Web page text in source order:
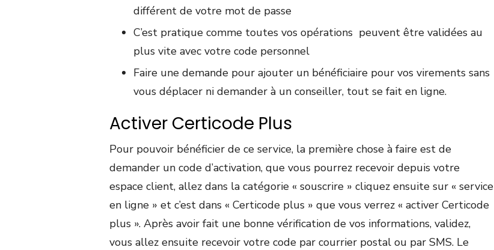
différent de votre mot de passe
C’est pratique comme toutes vos opérations peuvent être validées au
plus vite avec votre code personnel
Faire une demande pour ajouter un bénéficiaire pour vos virements sans
vous déplacer ni demander à un conseiller, tout se fait en ligne.
Activer Certicode Plus
Pour pouvoir bénéficier de ce service, la première chose à faire est de
demander un code d’activation, que vous pourrez recevoir depuis votre
espace client, allez dans la catégorie « souscrire » cliquez ensuite sur « service
en ligne » et c’est dans « Certicode plus » que vous verrez « activer Certicode
plus ». Après avoir fait une bonne vérification de vos informations, validez,
vous allez ensuite recevoir votre code par courrier postal ou par SMS. Le